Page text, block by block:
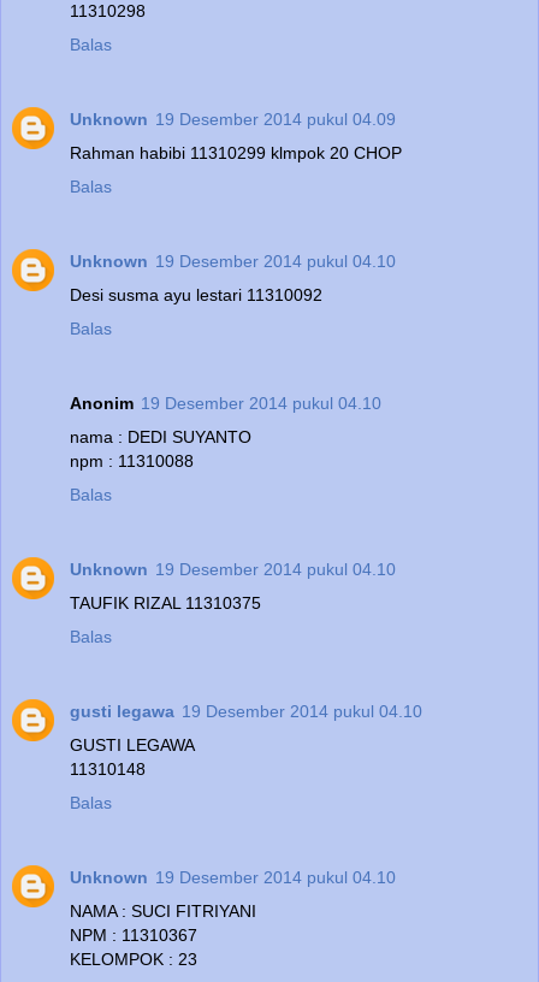
11310298
Balas
Unknown 19 Desember 2014 pukul 04.09
Rahman habibi 11310299 klmpok 20 CHOP
Balas
Unknown 19 Desember 2014 pukul 04.10
Desi susma ayu lestari 11310092
Balas
Anonim 19 Desember 2014 pukul 04.10
nama : DEDI SUYANTO
npm : 11310088
Balas
Unknown 19 Desember 2014 pukul 04.10
TAUFIK RIZAL 11310375
Balas
gusti legawa 19 Desember 2014 pukul 04.10
GUSTI LEGAWA
11310148
Balas
Unknown 19 Desember 2014 pukul 04.10
NAMA : SUCI FITRIYANI
NPM : 11310367
KELOMPOK : 23